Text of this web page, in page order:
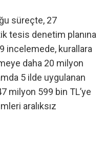
süreçte, 27
tesis denetim planına
incelemede, kurallara
daha 20 milyon
5 ilde uygulanan
milyon 599 bin TL’ye
aralıksız